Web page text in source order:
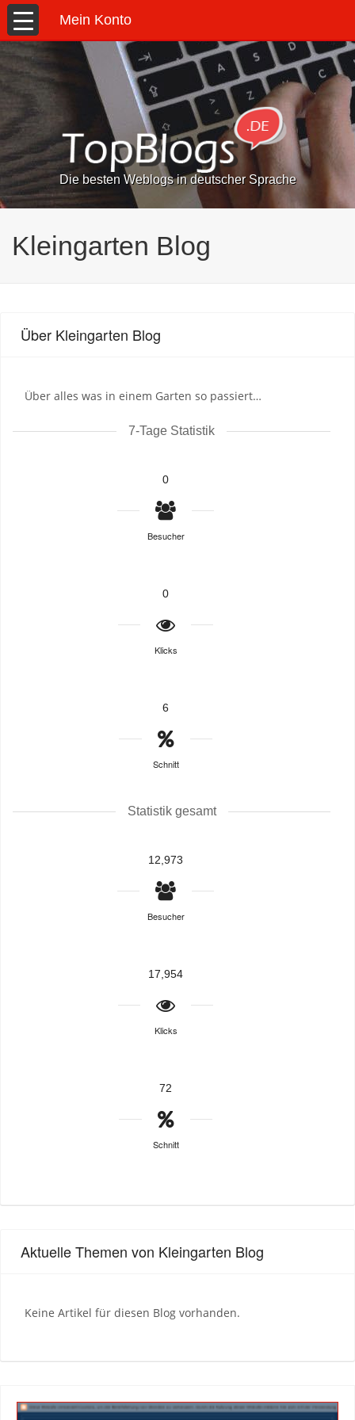
Mein Konto
Die besten Weblogs in deutscher Sprache
Kleingarten Blog
Über Kleingarten Blog
Über alles was in einem Garten so passiert…
7-Tage Statistik
0
Besucher
0
Klicks
6
Schnitt
Statistik gesamt
12,973
Besucher
17,954
Klicks
72
Schnitt
Aktuelle Themen von Kleingarten Blog
Keine Artikel für diesen Blog vorhanden.